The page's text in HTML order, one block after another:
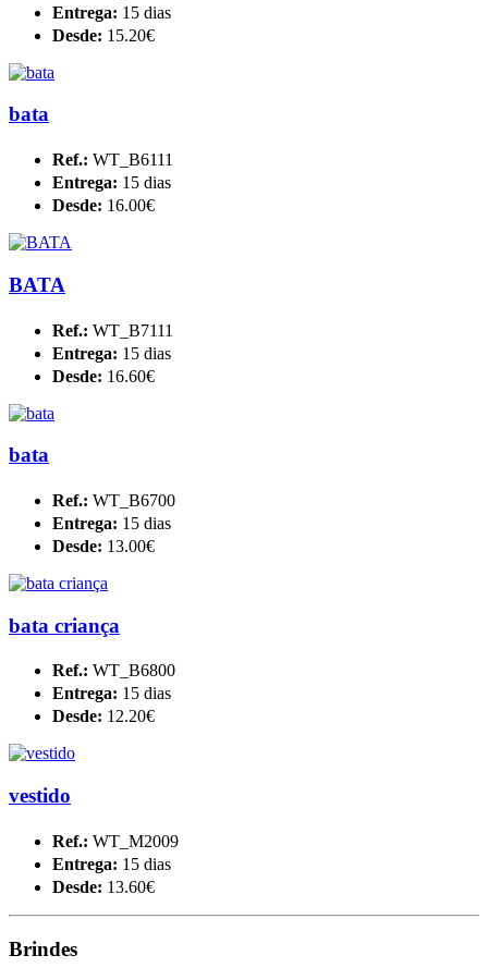
Entrega: 15 dias
Desde: 15.20€
bata
Ref.: WT_B6111
Entrega: 15 dias
Desde: 16.00€
BATA
Ref.: WT_B7111
Entrega: 15 dias
Desde: 16.60€
bata
Ref.: WT_B6700
Entrega: 15 dias
Desde: 13.00€
bata criança
Ref.: WT_B6800
Entrega: 15 dias
Desde: 12.20€
vestido
Ref.: WT_M2009
Entrega: 15 dias
Desde: 13.60€
Brindes